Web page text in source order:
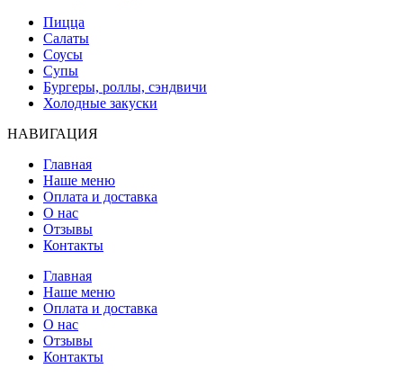
Пицца
Салаты
Соусы
Супы
Бургеры, роллы, сэндвичи
Холодные закуски
НАВИГАЦИЯ
Главная
Наше меню
Оплата и доставка
О нас
Отзывы
Контакты
Главная
Наше меню
Оплата и доставка
О нас
Отзывы
Контакты